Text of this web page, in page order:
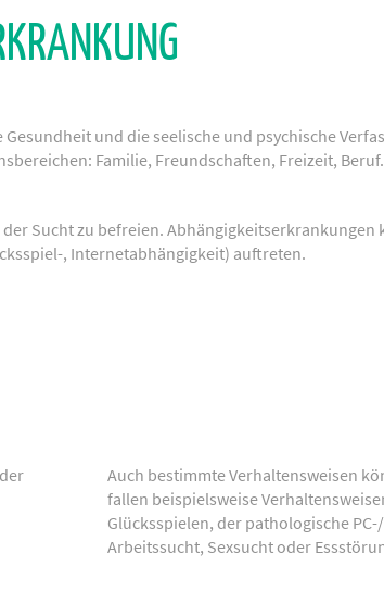
und die seelische und psychische
Familie, Freundschaften, Freizeit,
Sucht zu befreien. Abhängigkeitserkrankungen
, Internetabhängigkeit) auftreten.
Auch bestimmte Verhaltensweisen
fallen beispielsweise
Glücksspielen, der pathologische
Arbeitssucht, Sexsucht oder